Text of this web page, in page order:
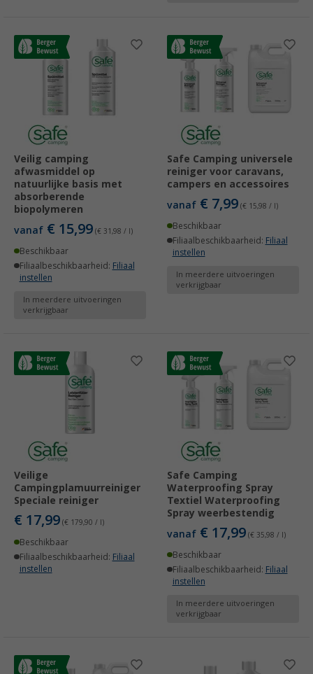
Veilig camping
afwasmiddel op
natuurlijke basis met
absorberende
biopolymeren
vanaf € 15,99 (€ 31,98 / l)
Beschikbaar
Filiaalbeschikbaarheid: Filiaal
instellen
In meerdere uitvoeringen
verkrijgbaar
Safe Camping universele
reiniger voor caravans,
campers en accessoires
vanaf € 7,99 (€ 15,98 / l)
Beschikbaar
Filiaalbeschikbaarheid: Filiaal
instellen
In meerdere uitvoeringen
verkrijgbaar
Veilige
Campingplamuurreiniger
Speciale reiniger
€ 17,99 (€ 179,90 / l)
Beschikbaar
Filiaalbeschikbaarheid: Filiaal
instellen
Safe Camping
Waterproofing Spray
Textiel Waterproofing
Spray weerbestendig
vanaf € 17,99 (€ 35,98 / l)
Beschikbaar
Filiaalbeschikbaarheid: Filiaal
instellen
In meerdere uitvoeringen
verkrijgbaar